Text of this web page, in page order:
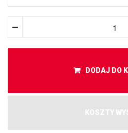
DODAJ DO
KOSZTY